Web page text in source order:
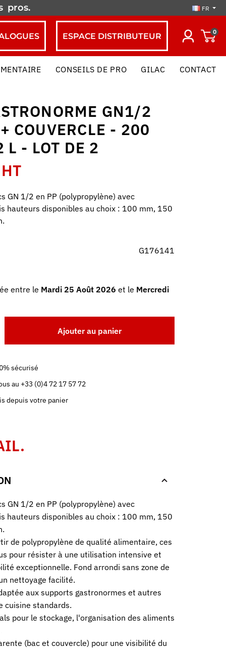
pros. FR
ESPACE DISTRIBUTEUR 0
CONSEILS DE PRO GILAC CONTACT
GN1/2
COUVERCLE - 200
L - LOT DE 2
GN 1/2 en PP (polypropylène) avec
hauteurs disponibles au choix : 100 mm, 150
G176141
entre le Mardi 25 Août 2026 et le Mercredi
Ajouter au panier
sécurisé
au +33 (0)4 72 17 57 72
depuis votre panier
GN 1/2 en PP (polypropylène) avec
hauteurs disponibles au choix : 100 mm, 150
de polypropylène de qualité alimentaire, ces
pour résister à une utilisation intensive et
exceptionnelle. Fond arrondi sans zone de
nettoyage facilité.
aux supports gastronormes et autres
cuisine standards.
pour le stockage, l'organisation des aliments
(bac et couvercle) pour une visibilité du